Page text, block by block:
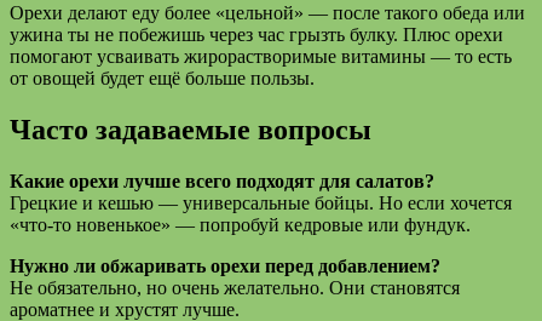
Орехи делают еду более «цельной» — после такого обеда или
ужина ты не побежишь через час грызть булку. Плюс орехи
помогают усваивать жирорастворимые витамины — то есть
от овощей будет ещё больше пользы.
Часто задаваемые вопросы
Какие орехи лучше всего подходят для салатов?
Грецкие и кешью — универсальные бойцы. Но если хочется
«что-то новенькое» — попробуй кедровые или фундук.
Нужно ли обжаривать орехи перед добавлением?
Не обязательно, но очень желательно. Они становятся
ароматнее и хрустят лучше.